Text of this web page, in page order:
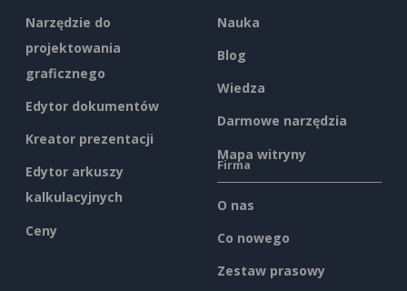
Narzędzie do
projektowania
graficznego
Edytor dokumentów
Kreator prezentacji
Edytor arkuszy
kalkulacyjnych
Ceny
Nauka
Blog
Wiedza
Darmowe narzędzia
Mapa witryny
Firma
O nas
Co nowego
Zestaw prasowy